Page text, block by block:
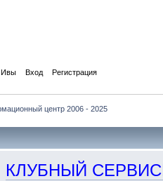
Ивы Вход Регистрация
центр 2006 - 2025
КЛУБНЫЙ СЕРВИС!!!